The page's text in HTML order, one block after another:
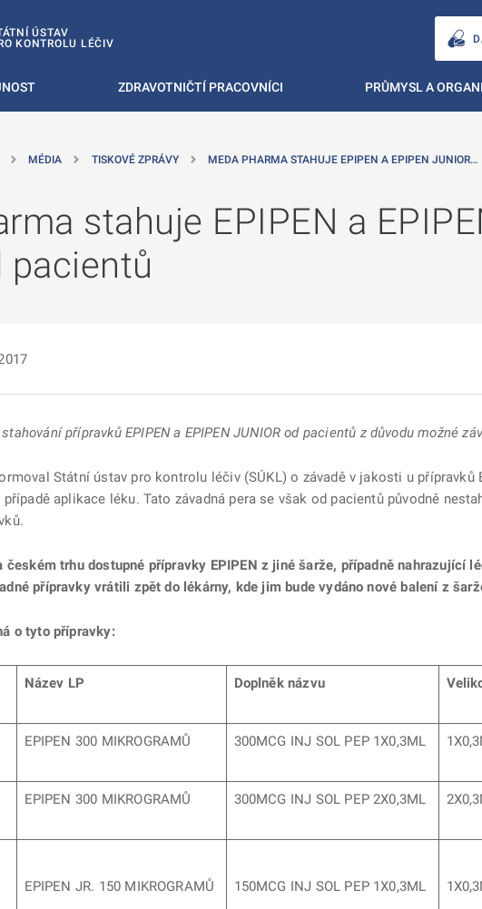
ÚSTAV
KONTROLU LÉČIV
ZDRAVOTNIČTÍ PRACOVNÍCI PRŮMYSL A
MÉDIA TISKOVÉ ZPRÁVY MEDA PHARMA STAHUJE EPIPEN A EPIPEN JUNIOR…
stahuje EPIPEN a
pacientů
přípravků EPIPEN a EPIPEN JUNIOR od pacientů z důvodu možné
Státní ústav pro kontrolu léčiv (SÚKL) o závadě v jakosti u přípravků
případě aplikace léku. Tato závadná pera se však od pacientů původně
trhu dostupné přípravky EPIPEN z jiné šarže, případně nahrazující
přípravky vrátili zpět do lékárny, kde jim bude vydáno nové balení z
o tyto přípravky:
Název LP Doplněk názvu
EPIPEN 300 MIKROGRAMŮ 300MCG INJ SOL PEP 1X0,3ML
EPIPEN 300 MIKROGRAMŮ 300MCG INJ SOL PEP 2X0,3ML
EPIPEN JR. 150 MIKROGRAMŮ 150MCG INJ SOL PEP 1X0,3ML